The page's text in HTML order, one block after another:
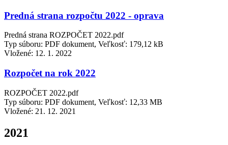
Predná strana rozpočtu 2022 - oprava
Predná strana ROZPOČET 2022.pdf
Typ súboru: PDF dokument, Veľkosť: 179,12 kB
Vložené: 12. 1. 2022
Rozpočet na rok 2022
ROZPOČET 2022.pdf
Typ súboru: PDF dokument, Veľkosť: 12,33 MB
Vložené: 21. 12. 2021
2021